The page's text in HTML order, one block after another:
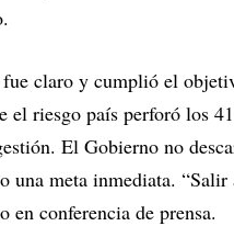
claro y cumplió el
el riesgo país perforó los
El Gobierno no
meta inmediata. “Salir
en conferencia de prensa.